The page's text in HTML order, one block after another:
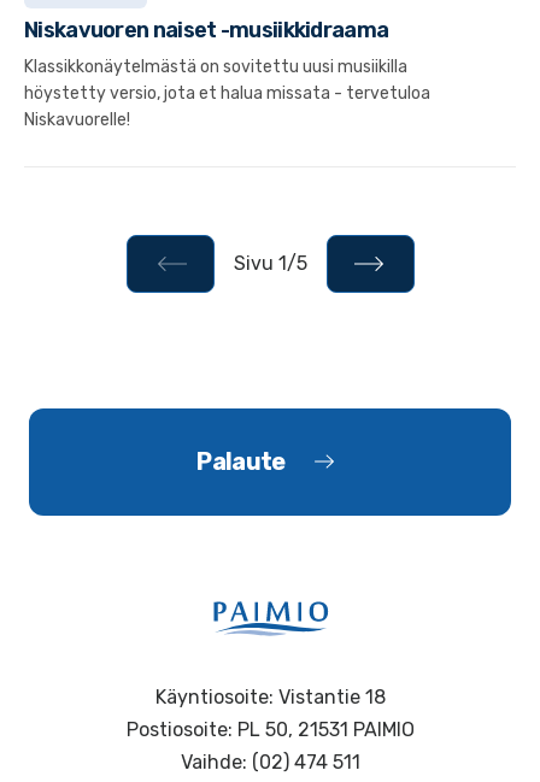
Niskavuoren naiset -musiikkidraama
Klassikkonäytelmästä on sovitettu uusi musiikilla
höystetty versio, jota et halua missata - tervetuloa
Niskavuorelle!
Sivu 1/5
Palaute
Käyntiosoite: Vistantie 18
Postiosoite: PL 50, 21531 PAIMIO
Vaihde: (02) 474 511